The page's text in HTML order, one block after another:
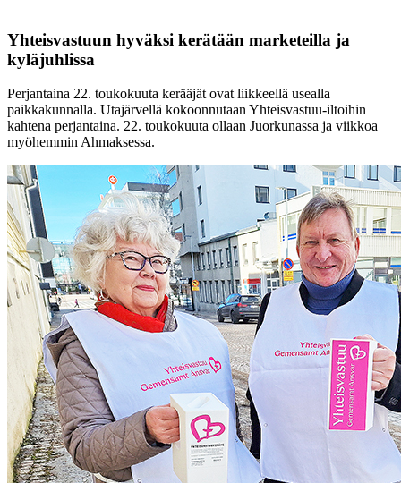
Yhteisvastuun hyväksi kerätään marketeilla ja
kyläjuhlissa
Perjantaina 22. toukokuuta kerääjät ovat liikkeellä usealla
paikkakunnalla. Utajärvellä kokoonnutaan Yhteisvastuu-iltoihin
kahtena perjantaina. 22. toukokuuta ollaan Juorkunassa ja viikkoa
myöhemmin Ahmaksessa.